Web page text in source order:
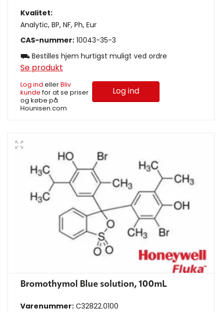
Kvalitet:
Analytic, BP, NF, Ph, Eur
CAS-nummer: 10043-35-3
⛟ Bestilles hjem hurtigst muligt ved ordre
Se produkt
Log ind ellerBliv
kundefor at se priser
og købe på
Hounisen.com
Log ind
Bromothymol Blue solution, 100mL
Varenummer: C32822.0100